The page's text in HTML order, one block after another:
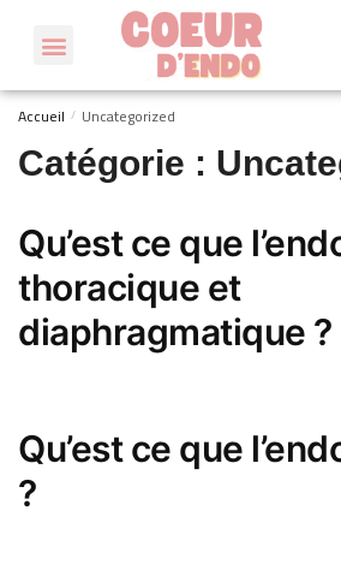
Accueil / Uncategorized
Catégorie :
Qu’est ce que
thoracique et
diaphragmatique ?
Qu’est ce que
?